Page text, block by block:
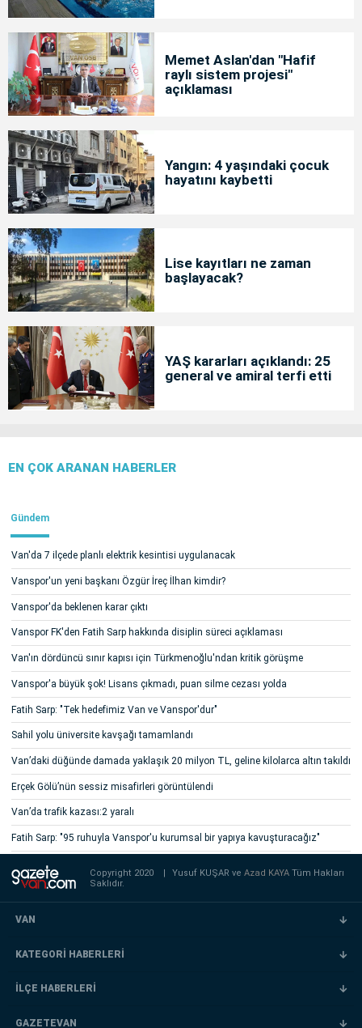
Memet Aslan'dan "Hafif
raylı sistem projesi"
açıklaması
Yangın: 4 yaşındaki çocuk
hayatını kaybetti
Lise kayıtları ne zaman
başlayacak?
YAŞ kararları açıklandı: 25
general ve amiral terfi etti
EN ÇOK ARANAN HABERLER
Gündem
Van'da 7 ilçede planlı elektrik kesintisi uygulanacak
Vanspor'un yeni başkanı Özgür İreç İlhan kimdir?
Vanspor'da beklenen karar çıktı
Vanspor FK'den Fatih Sarp hakkında disiplin süreci açıklaması
Van'ın dördüncü sınır kapısı için Türkmenoğlu'ndan kritik görüşme
Vanspor'a büyük şok! Lisans çıkmadı, puan silme cezası yolda
Fatih Sarp: "Tek hedefimiz Van ve Vanspor'dur"
Sahil yolu üniversite kavşağı tamamlandı
Van’daki düğünde damada yaklaşık 20 milyon TL, geline kilolarca altın takıldı
Erçek Gölü’nün sessiz misafirleri görüntülendi
Van’da trafik kazası:2 yaralı
Fatih Sarp: "95 ruhuyla Vanspor'u kurumsal bir yapıya kavuşturacağız"
Copyright 2020 | Yusuf KUŞAR veAzad KAYATüm Hakları
Saklıdır.
VAN
KATEGORİ HABERLERİ
İLÇE HABERLERİ
GAZETEVAN